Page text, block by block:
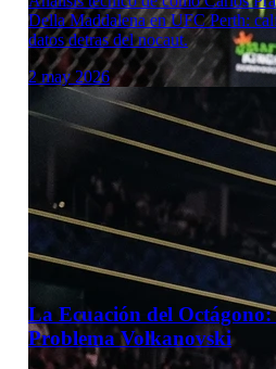
Laboratorio Técnico
Della Maddalena en UFC Perth:
datos detras del nocaut.
2 may 2026
La Ecuación del
Problema Volkanovski